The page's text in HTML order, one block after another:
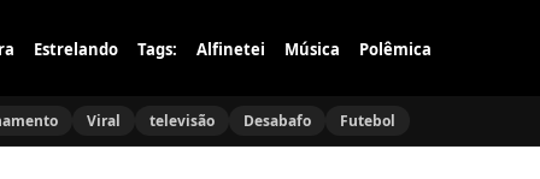
Estrelando Tags: Alfinetei Música Polêmica
Viral televisão Desabafo Futebol